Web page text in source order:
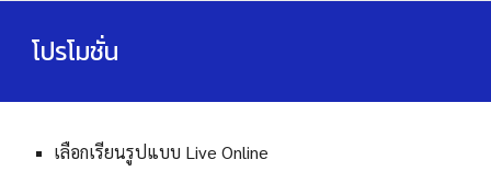
โปรโมชั่น
เลือกเรียนรูปแบบ Live Online